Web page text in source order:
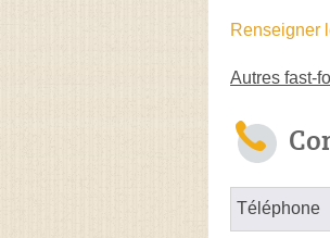
Renseigner
Autres fast-
Téléphone